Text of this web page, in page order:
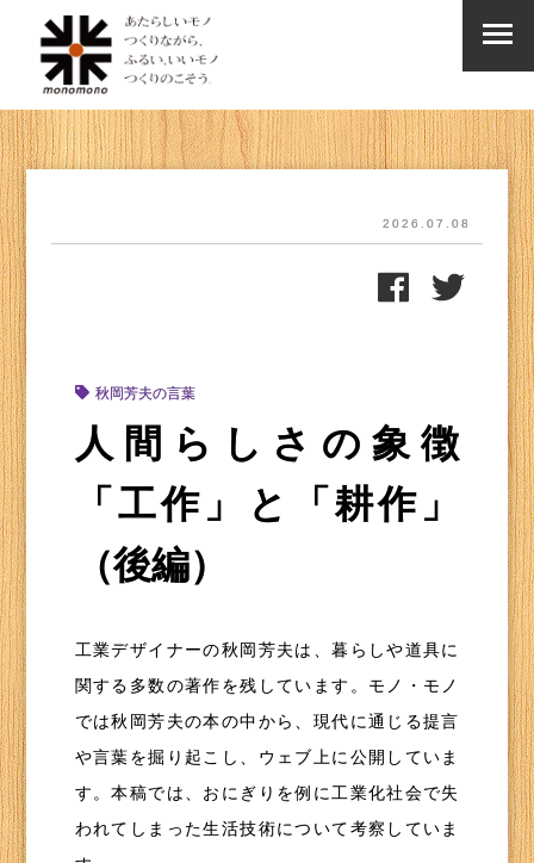
2026.07.08
秋岡芳夫の言葉
人間らしさの象徴
「工作」と「耕作」
（後編）
工業デザイナーの秋岡芳夫は、暮らしや道具に
関する多数の著作を残しています。モノ・モノ
では秋岡芳夫の本の中から、現代に通じる提言
や言葉を掘り起こし、ウェブ上に公開していま
す。本稿では、おにぎりを例に工業化社会で失
われてしまった生活技術について考察していま